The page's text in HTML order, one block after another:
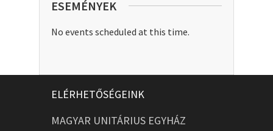
ESEMÉNYEK
No events scheduled at this time.
ELÉRHETŐSÉGEINK
MAGYAR UNITÁRIUS EGYHÁZ